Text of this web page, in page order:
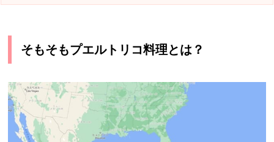
そもそもプエルトリコ料理とは？